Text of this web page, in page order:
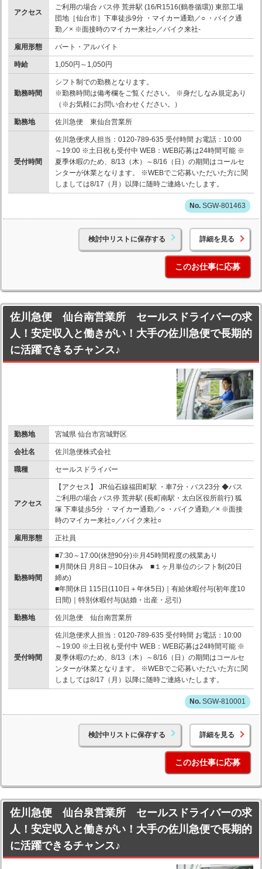
アクセス
ご利用の場合 バス停 荒井駅 (16/R1516(鶴巻循環)) 東部工場
団地［仙台市］下車徒歩9分 ・マイカー通勤／○ ・バイク通
勤／× ※面接時のマイカー来社○／バイク来社-
雇用形態 パート・アルバイト
時給 1,050円～1,050円
勤務時間
シフト制での勤務となります。
※勤務時間は備考欄をご覧ください。 ※身だしなみ規定あり
（※お気軽にお問い合わせください。）
勤務地 佐川急便 東仙台営業所
受付時間
佐川急便求人担当：0120-789-635 受付時間 お電話：10:00
～19:00 ※土日祝も受付中 WEB：WEB応募は24時間可能 ※
夏季休暇のため、8/13（木）～8/16（日）の期間はコールセ
ンターが休業となります。 ※WEBでご応募いただいた方に関
しましては8/17（月）以降に随時ご連絡いたします。
SGW-801463
検討中リストに保存する 詳細を見る
このお仕事に応募
佐川急便 仙台南営業所 セールスドライバーの求
人！安定収入と働きがい！大手の佐川急便で長期的
に活躍できるチャンス♪
勤務地 宮城県 仙台市宮城野区
会社名 佐川急便株式会社
職種 セールスドライバー
アクセス
【アクセス】 JR仙石線福田町駅 ・車7分・バス23分 ◆バス
ご利用の場合 バス停 荒井駅 (長町南駅・太白区役所前行) 狐
塚 下車徒歩5分 ・マイカー通勤／○ ・バイク通勤／× ※面接
時のマイカー来社○／バイク来社○
雇用形態 正社員
勤務時間
■7:30～17:00(休憩90分)※月45時間程度の残業あり
■月間休日 月8日～10日休み ■１ヶ月単位のシフト制(20日
締め)
■年間休日 115日(110日＋年休5日)｜有給休暇付与(初年度10
日間)｜特別休暇付与(結婚・出産・忌引)
勤務地 佐川急便 仙台南営業所
受付時間
佐川急便求人担当：0120-789-635 受付時間 お電話：10:00
～19:00 ※土日祝も受付中 WEB：WEB応募は24時間可能 ※
夏季休暇のため、8/13（木）～8/16（日）の期間はコールセ
ンターが休業となります。 ※WEBでご応募いただいた方に関
しましては8/17（月）以降に随時ご連絡いたします。
SGW-810001
検討中リストに保存する 詳細を見る
このお仕事に応募
佐川急便 仙台泉営業所 セールスドライバーの求
人！安定収入と働きがい！大手の佐川急便で長期的
に活躍できるチャンス♪